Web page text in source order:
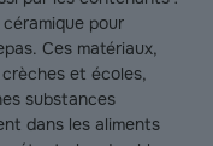
pour
Ces matériaux,
et écoles,
substances
dans les aliments